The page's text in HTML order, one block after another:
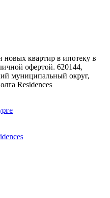
новых квартир в ипотеку в
офертой. 620144,
муниципальный округ,
Residences